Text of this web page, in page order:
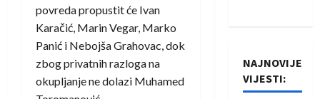
povreda propustit će Ivan
Karačić, Marin Vegar, Marko
Panić i Nebojša Grahovac, dok
zbog privatnih razloga na
okupljanje ne dolazi Muhamed
NAJNOVIJE
VIJESTI: